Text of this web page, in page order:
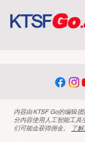
内容由KTSF Go的编辑
分内容使用人工智能工具
们可能会获得佣金。
了